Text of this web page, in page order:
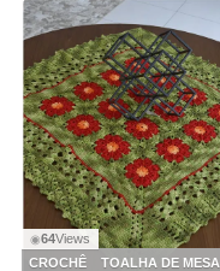
◉64Views
CROCHÊ
TOALHA DE MESA